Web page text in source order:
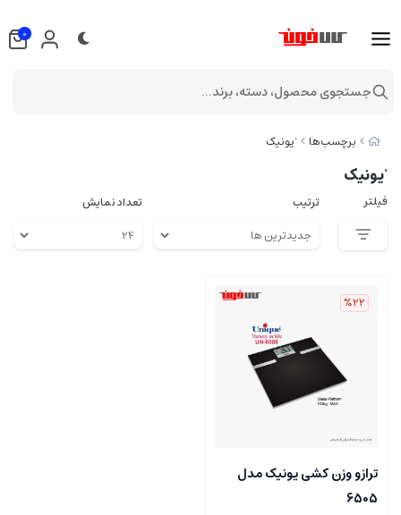
برچسب‌ها `یونیک
`یونیک
فیلتر ترتیب تعداد نمایش
%22
ترازو وزن کشی یونیک مدل
6505
0
جستجوی محصول، دسته، برند...